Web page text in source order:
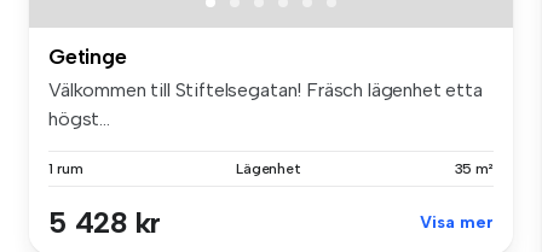
Getinge
Välkommen till Stiftelsegatan! Fräsch lägenhet etta
högst...
1 rum Lägenhet 35 m²
5 428 kr Visa mer